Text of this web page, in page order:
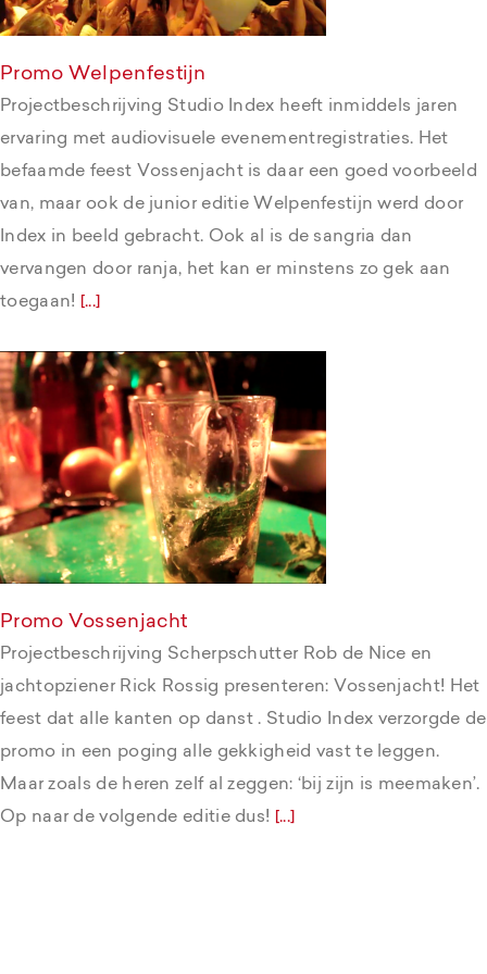
Promo Welpenfestijn
Projectbeschrijving Studio Index heeft inmiddels jaren
ervaring met audiovisuele evenementregistraties. Het
befaamde feest Vossenjacht is daar een goed voorbeeld
van, maar ook de junior editie Welpenfestijn werd door
Index in beeld gebracht. Ook al is de sangria dan
vervangen door ranja, het kan er minstens zo gek aan
toegaan! [...]
Promo Vossenjacht
Promo Vossenjacht
Projectbeschrijving Scherpschutter Rob de Nice en
jachtopziener Rick Rossig presenteren: Vossenjacht! Het
feest dat alle kanten op danst . Studio Index verzorgde de
promo in een poging alle gekkigheid vast te leggen.
Maar zoals de heren zelf al zeggen: ‘bij zijn is meemaken’.
Op naar de volgende editie dus! [...]